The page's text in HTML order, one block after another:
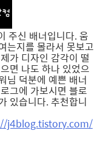
주신 배너입니다. 움
는지를 몰라서 못보고
가 디자인 감각이 떨
면 나도 하나 있었으
님 덕분에 예쁜 배너
그에 가보시면 블로
있습니다. 추천합니
j4blog.tistory.com/